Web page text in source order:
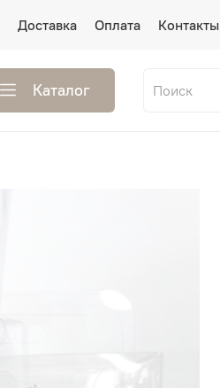
Доставка Оплата Контакты
Каталог